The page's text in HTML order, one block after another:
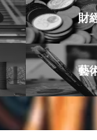
財
藝